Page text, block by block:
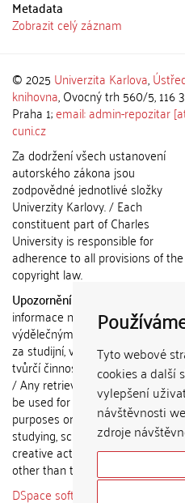
Tyto webové
cookies a další
vylepšení
návštěvnosti
zdroje
Metadata
Zobrazit celý záznam
© 2025 Univerzita Karlova,
knihovna, Ovocný trh 560/5, 116
Praha 1;email: admin-repozitar
cuni.cz
Za dodržení všech ustanovení
autorského zákona jsou
zodpovědné jednotlivé složky
Univerzity Karlovy. / Each
constituent part of Charles
University is responsible for
adherence to all provisions of the
copyright law.
Upozornění / Notice:
informace nemohou být použity k
výdělečným účelům nebo
za studijní, vědeckou nebo jinou
tvůrčí činnost jiné osoby než
/ Any retrieved information shall
be used for any commercial
purposes or claimed as results of
studying, scientific or any other
creative activities of any person
other than the author.
DSpace software
copyright ©